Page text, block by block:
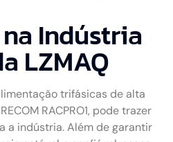
Indústria
LZMAQ
trifásicas de alta
RACPRO1, pode trazer
a indústria. Além de garantir